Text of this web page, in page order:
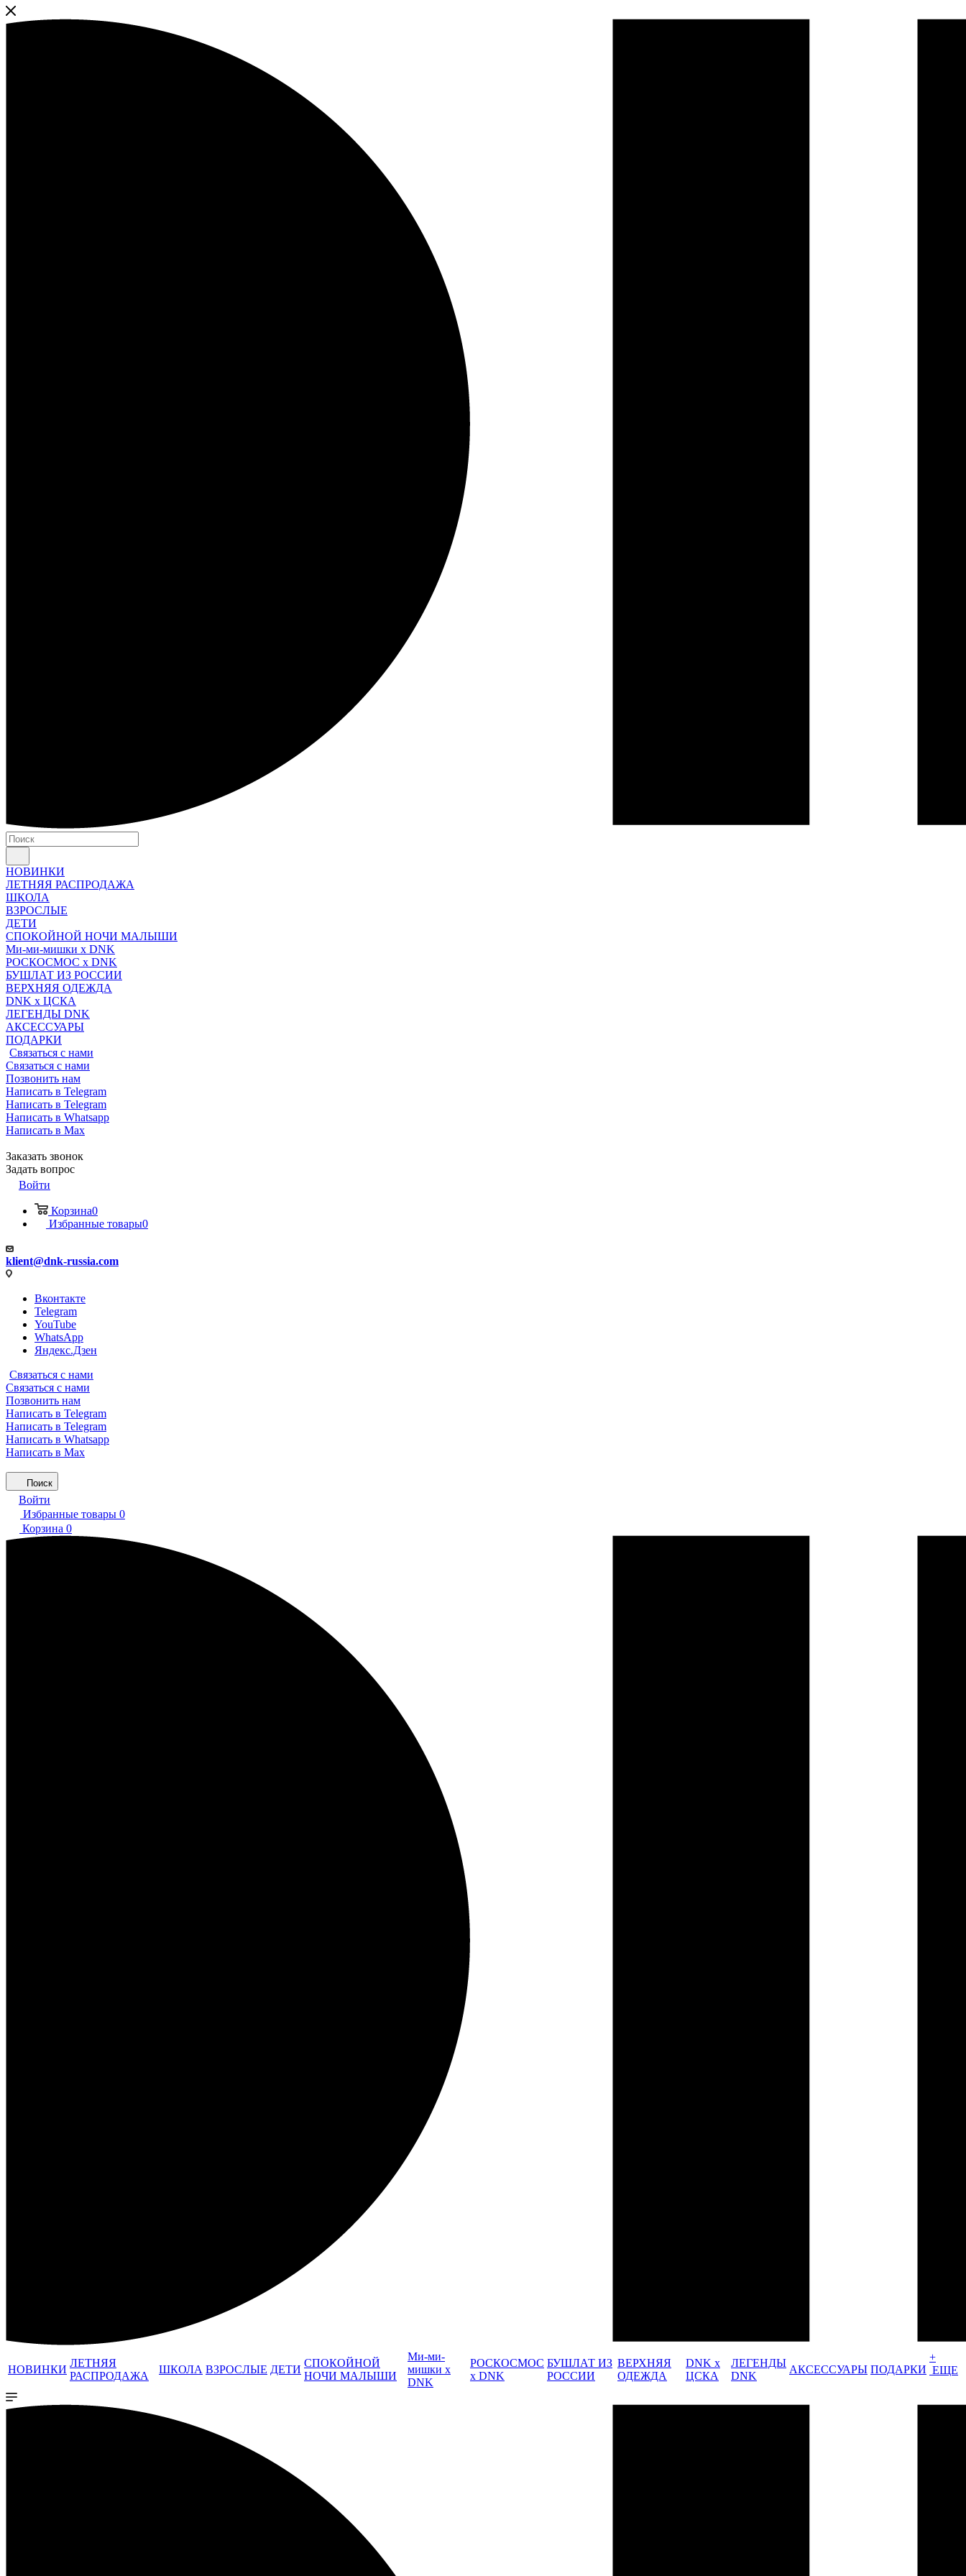
НОВИНКИ
ЛЕТНЯЯ РАСПРОДАЖА
ШКОЛА
ВЗРОСЛЫЕ
ДЕТИ
СПОКОЙНОЙ НОЧИ МАЛЫШИ
Ми-ми-мишки x DNK
РОСКОСМОС x DNK
БУШЛАТ ИЗ РОССИИ
ВЕРХНЯЯ ОДЕЖДА
DNK x ЦСКА
ЛЕГЕНДЫ DNK
АКСЕССУАРЫ
ПОДАРКИ
Связаться с нами
Связаться с нами
Позвонить нам
Написать в Telegram
Написать в Telegram
Написать в Whatsapp
Написать в Max
Заказать звонок
Задать вопрос
Войти
Корзина0
Избранные товары0
klient@dnk-russia.com
Вконтакте
Telegram
YouTube
WhatsApp
Яндекс.Дзен
Связаться с нами
Связаться с нами
Позвонить нам
Написать в Telegram
Написать в Telegram
Написать в Whatsapp
Написать в Max
Поиск
Войти
Избранные товары 0
Корзина 0
НОВИНКИ
ЛЕТНЯЯ
РАСПРОДАЖА
ШКОЛА ВЗРОСЛЫЕ ДЕТИ
СПОКОЙНОЙ
НОЧИ МАЛЫШИ
Ми-ми-
мишки x
DNK
РОСКОСМОС
x DNK
БУШЛАТ ИЗ
РОССИИ
ВЕРХНЯЯ
ОДЕЖДА
DNK x
ЦСКА
ЛЕГЕНДЫ
DNK
АКСЕССУАРЫ ПОДАРКИ
+
ЕЩЕ